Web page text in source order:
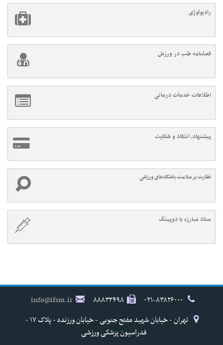
رادیولوژی
فصلنامه طب در ورزش
اطلاعات خدمات درمانی
پیشنهاد، انتقاد و شکایت
نظارت بر سلامت باشگاه‌های ورزشی
ستاد مبارزه با دوپینگ
۸۸۸۳۳۴۹۸
info@ifsm.ir
تهران - خیابان شهید مفتح جنوبی - خیابان ورزنده - پلاک ۱۷ -
فدراسیون پزشکی ورزشی